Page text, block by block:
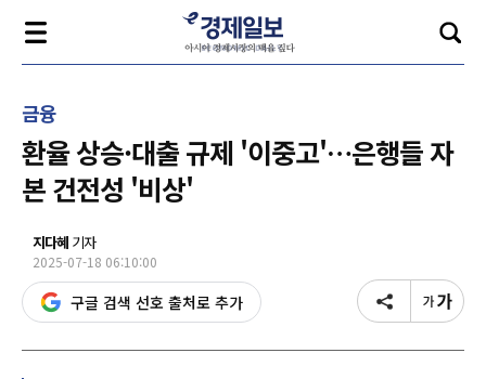
금융
환율 상승·대출 규제 '이중고'…은행들 자
본 건전성 '비상'
지다혜 기자
2025-07-18 06:10:00
구글 검색 선호 출처로 추가